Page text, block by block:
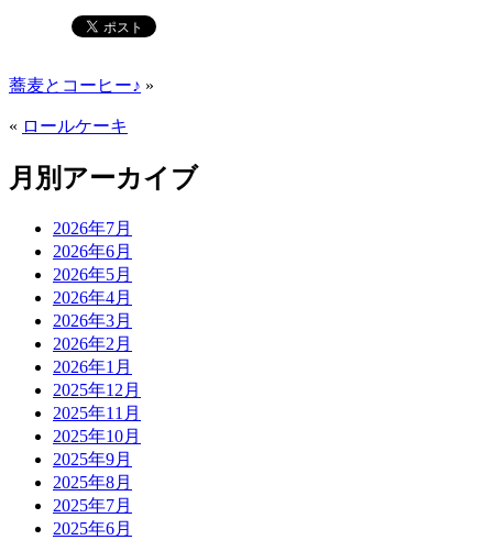
蕎麦とコーヒー♪ »
« ロールケーキ
月別アーカイブ
2026年7月
2026年6月
2026年5月
2026年4月
2026年3月
2026年2月
2026年1月
2025年12月
2025年11月
2025年10月
2025年9月
2025年8月
2025年7月
2025年6月